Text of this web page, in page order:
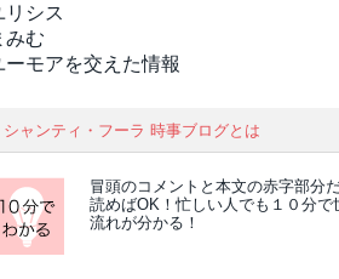
リシス
みむ
ーモアを交えた情報
シャンティ・フーラ 時事ブログとは
冒頭のコメントと本文の赤字部分
読めばOK！忙しい人でも１０分で
流れが分かる！